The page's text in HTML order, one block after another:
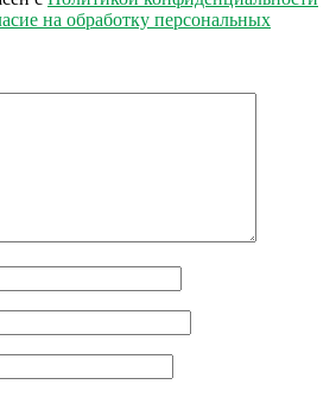
на обработку персональных